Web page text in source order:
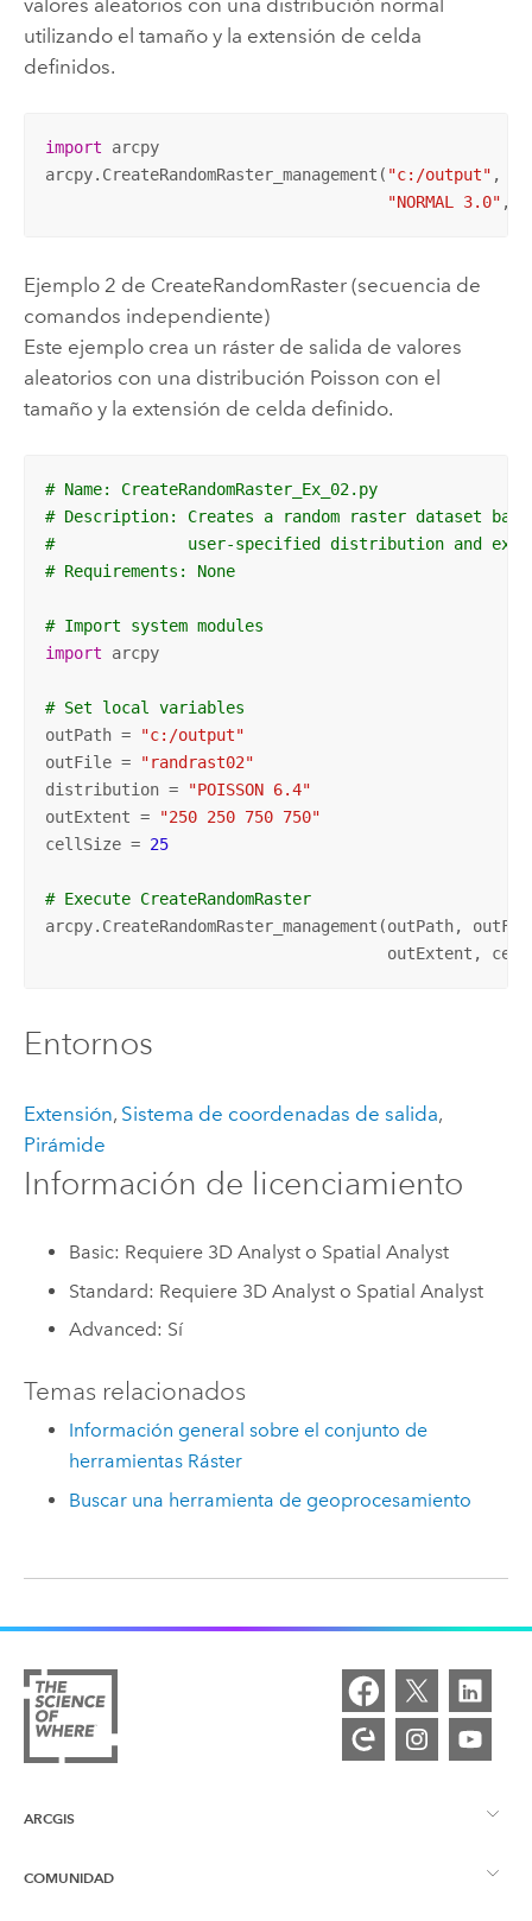
utilizando el tamaño y la extensión de celda
definidos.
import arcpy
arcpy.CreateRandomRaster_management( "c:/output" ,
"NORMAL 3.0" ,
Ejemplo 2 de CreateRandomRaster (secuencia de
comandos independiente)
Este ejemplo crea un ráster de salida de valores
aleatorios con una distribución Poisson con el
tamaño y la extensión de celda definido.
# Name: CreateRandomRaster_Ex_02.py
# Description: Creates a random raster dataset
#              user-specified distribution and
# Requirements: None
# Import system modules
import arcpy
# Set local variables
outPath =
"c:/output"
outFile =
"randrast02"
distribution =
"POISSON 6.4"
outExtent =
"250 250 750 750"
cellSize = 25
# Execute CreateRandomRaster
arcpy.CreateRandomRaster_management(outPath,
outExtent,
Entornos
Extensión, Sistema de coordenadas de salida,
Pirámide
Información de licenciamiento
Basic: Requiere 3D Analyst o Spatial Analyst
Standard: Requiere 3D Analyst o Spatial Analyst
Advanced: Sí
Temas relacionados
Información general sobre el conjunto de
herramientas Ráster
Buscar una herramienta de geoprocesamiento
ARCGIS
Descripción general de ArcGIS
COMUNIDAD